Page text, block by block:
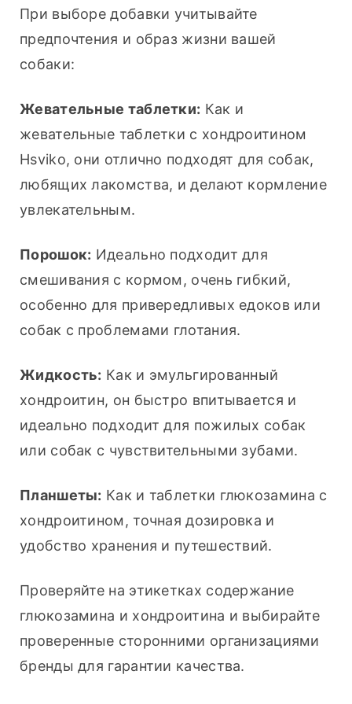
При выборе добавки учитывайте
предпочтения и образ жизни вашей
собаки:
Жевательные таблетки: Как и
жевательные таблетки с хондроитином
Hsviko, они отлично подходят для собак,
любящих лакомства, и делают кормление
увлекательным.
Порошок: Идеально подходит для
смешивания с кормом, очень гибкий,
особенно для привередливых едоков или
собак с проблемами глотания.
Жидкость: Как и эмульгированный
хондроитин, он быстро впитывается и
идеально подходит для пожилых собак
или собак с чувствительными зубами.
Планшеты: Как и таблетки глюкозамина с
хондроитином, точная дозировка и
удобство хранения и путешествий.
Проверяйте на этикетках содержание
глюкозамина и хондроитина и выбирайте
проверенные сторонними организациями
бренды для гарантии качества.